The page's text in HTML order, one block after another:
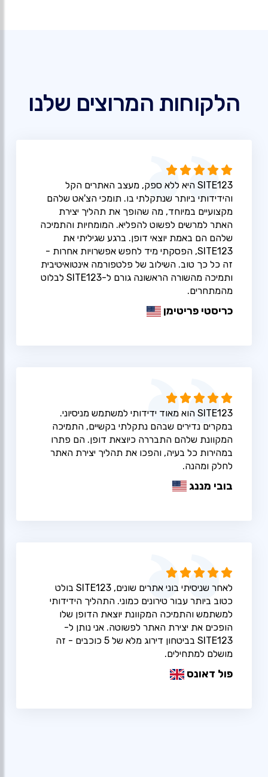
הלקוחות המרוצים שלנו
SITE123 היא ללא ספק, מעצב האתרים הקל
והידידותי ביותר שנתקלתי בו. תומכי הצ'אט שלהם
מקצועיים במיוחד, מה שהופך את תהליך יצירת
האתר למרשים לפשוט להפליא. המומחיות והתמיכה
שלהם הם באמת יוצאי דופן. ברגע שגיליתי את
SITE123, הפסקתי מיד לחפש אפשרויות אחרות -
זה כל כך טוב. השילוב של פלטפורמה אינטואיטיבית
ותמיכה מהשורה הראשונה גורם ל-SITE123 לבלוט
מהמתחרים.
כריסטי פריטימן
SITE123 הוא מאוד ידידותי למשתמש מניסיוני.
במקרים נדירים שבהם נתקלתי בקשיים, התמיכה
המקוונת שלהם התבררה כיוצאת דופן. הם פתרו
במהירות כל בעיה, והפכו את תהליך יצירת האתר
לחלק ומהנה.
בובי מננג
לאחר שניסיתי בוני אתרים שונים, SITE123 בולט
כטוב ביותר עבור טירונים כמוני. התהליך הידידותי
למשתמש והתמיכה המקוונת יוצאת הדופן שלו
הופכים את יצירת האתר לפשוטה. אני נותן ל-
SITE123 בביטחון דירוג מלא של 5 כוכבים - זה
מושלם למתחילים.
פול דאונס